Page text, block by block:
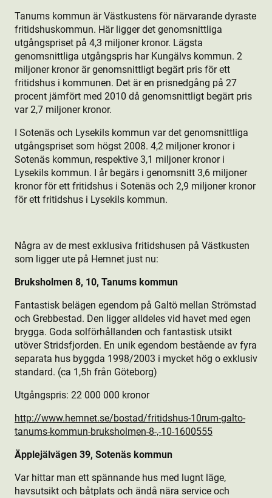
Tanums kommun är Västkustens för närvarande dyraste
fritidshuskommun. Här ligger det genomsnittliga
utgångspriset på 4,3 miljoner kronor. Lägsta
genomsnittliga utgångspris har Kungälvs kommun. 2
miljoner kronor är genomsnittligt begärt pris för ett
fritidshus i kommunen. Det är en prisnedgång på 27
procent jämfört med 2010 då genomsnittligt begärt pris
var 2,7 miljoner kronor.
I Sotenäs och Lysekils kommun var det genomsnittliga
utgångspriset som högst 2008. 4,2 miljoner kronor i
Sotenäs kommun, respektive 3,1 miljoner kronor i
Lysekils kommun. I år begärs i genomsnitt 3,6 miljoner
kronor för ett fritidshus i Sotenäs och 2,9 miljoner kronor
för ett fritidshus i Lysekils kommun.
Några av de mest exklusiva fritidshusen på Västkusten
som ligger ute på Hemnet just nu:
Bruksholmen 8, 10, Tanums kommun
Fantastisk belägen egendom på Galtö mellan Strömstad
och Grebbestad. Den ligger alldeles vid havet med egen
brygga. Goda solförhållanden och fantastisk utsikt
utöver Stridsfjorden. En unik egendom bestående av fyra
separata hus byggda 1998/2003 i mycket hög o exklusiv
standard. (ca 1,5h från Göteborg)
Utgångspris: 22 000 000 kronor
http://www.hemnet.se/bostad/fritidshus-10rum-galto-
tanums-kommun-bruksholmen-8-,-10-1600555
Äpplejälvägen 39, Sotenäs kommun
Var hittar man ett spännande hus med lugnt läge,
havsutsikt och båtplats och ändå nära service och